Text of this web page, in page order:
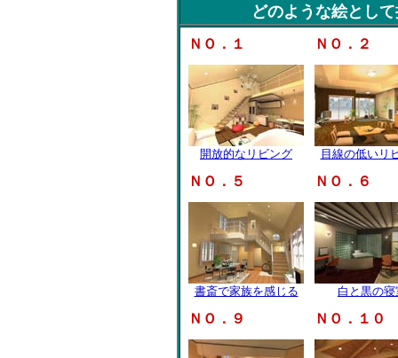
どのような絵とし
ＮＯ．１ ＮＯ．２
開放的なリビング 目線の低いリ
ＮＯ．５ ＮＯ．６
書斎で家族を感じる 白と黒の寝
ＮＯ．９ ＮＯ．１０